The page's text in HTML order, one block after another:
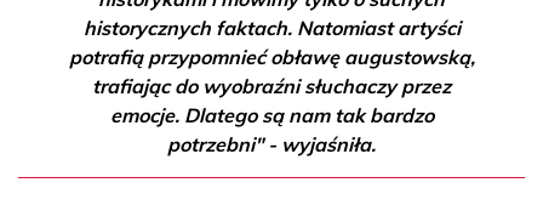
historycznych faktach. Natomiast artyści
potrafią przypomnieć obławę augustowską,
trafiając do wyobraźni słuchaczy przez
emocje. Dlatego są nam tak bardzo
potrzebni" - wyjaśniła.